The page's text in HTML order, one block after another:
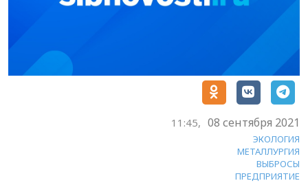
11:45, 08 сентября 2021
ЭКОЛОГИЯ
МЕТАЛЛУРГИЯ
ВЫБРОСЫ
ПРЕДПРИЯТИЕ